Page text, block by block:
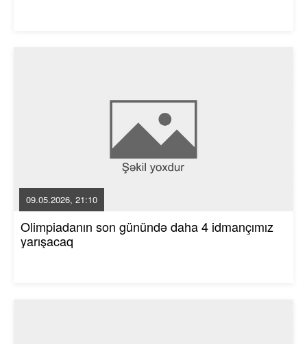
09.05.2026, 21:10
Olimpiadanın son günündə daha 4 idmançımız
yarışacaq